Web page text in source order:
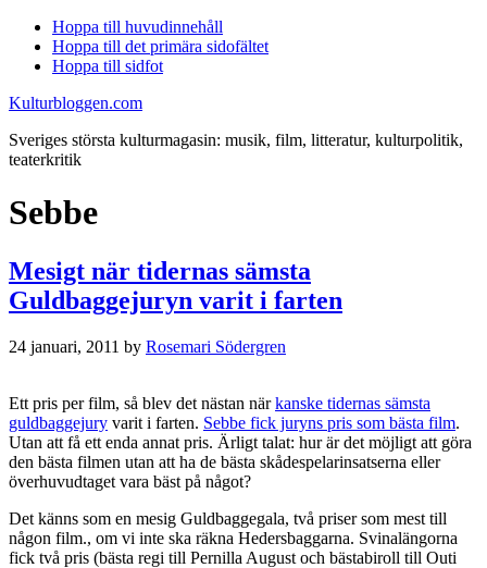
Hoppa till huvudinnehåll
Hoppa till det primära sidofältet
Hoppa till sidfot
Kulturbloggen.com
Sveriges största kulturmagasin: musik, film, litteratur, kulturpolitik,
teaterkritik
Sebbe
Mesigt när tidernas sämsta
Guldbaggejuryn varit i farten
24 januari, 2011 by Rosemari Södergren
Ett pris per film, så blev det nästan närkanske tidernas sämsta
guldbaggejury varit i farten. Sebbe fick juryns pris som bästa film.
Utan att få ett enda annat pris. Ärligt talat: hur är det möjligt att göra
den bästa filmen utan att ha de bästa skådespelarinsatserna eller
överhuvudtaget vara bäst på något?
Det känns som en mesig Guldbaggegala, två priser som mest till
någon film., om vi inte ska räkna Hedersbaggarna. Svinalängorna
fick två pris (bästa regi till Pernilla August och bästabiroll till Outi